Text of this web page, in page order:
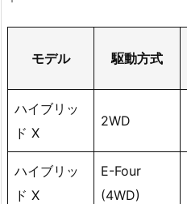
モデル 駆動方式
ハイブリッ
ド X
2WD
ハイブリッ
ド X
E-Four
(4WD)